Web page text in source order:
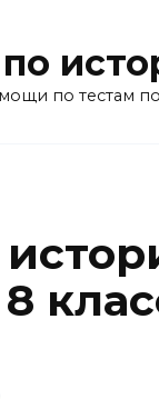
по тестам